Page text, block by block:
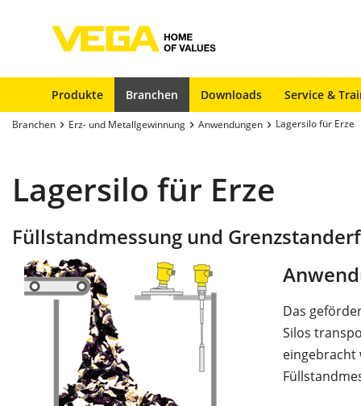
Produkte Branchen Downloads Service &
Branchen Erz- und Metallgewinnung Anwendungen Lagersilo für Erze
Lagersilo für Erze
Füllstandmessung und
Das
Silos
eingebracht